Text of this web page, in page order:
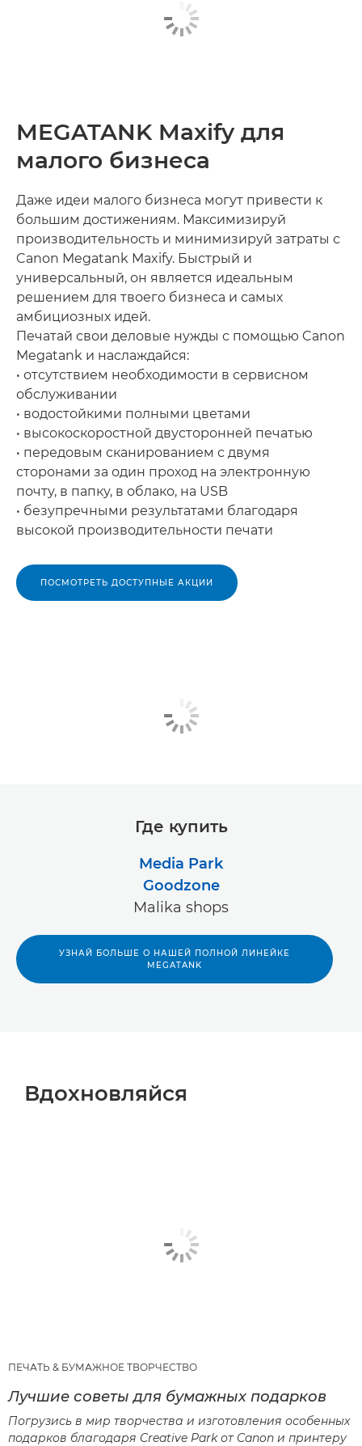
MEGATANK Maxify для
малого бизнеса
Даже идеи малого бизнеса могут привести к
большим достижениям. Максимизируй
производительность и минимизируй затраты с
Canon Megatank Maxify. Быстрый и
универсальный, он является идеальным
решением для твоего бизнеса и самых
амбициозных идей.
Печатай свои деловые нужды с помощью Canon
Megatank и наслаждайся:
• отсутствием необходимости в сервисном
обслуживании
• водостойкими полными цветами
• высокоскоростной двусторонней печатью
• передовым сканированием с двумя
сторонами за один проход на электронную
почту, в папку, в облако, на USB
• безупречными результатами благодаря
высокой производительности печати
ПОСМОТРЕТЬ ДОСТУПНЫЕ АКЦИИ
Где купить
Media Park
Goodzone
Malika shops
УЗНАЙ БОЛЬШЕ О НАШЕЙ ПОЛНОЙ ЛИНЕЙКЕ
MEGATANK
Вдохновляйся
ПЕЧАТЬ & БУМАЖНОЕ ТВОРЧЕСТВО
Лучшие советы для бумажных подарков
Погрузись в мир творчества и изготовления особенных
подарков благодаря Creative Park от Canon и принтеру